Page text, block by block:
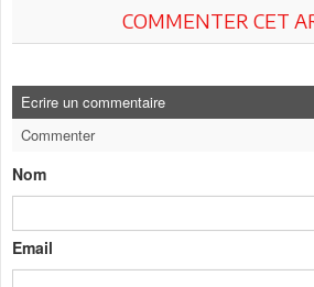
COMMENTER CET
Ecrire un commentaire
Commenter
Nom
Email